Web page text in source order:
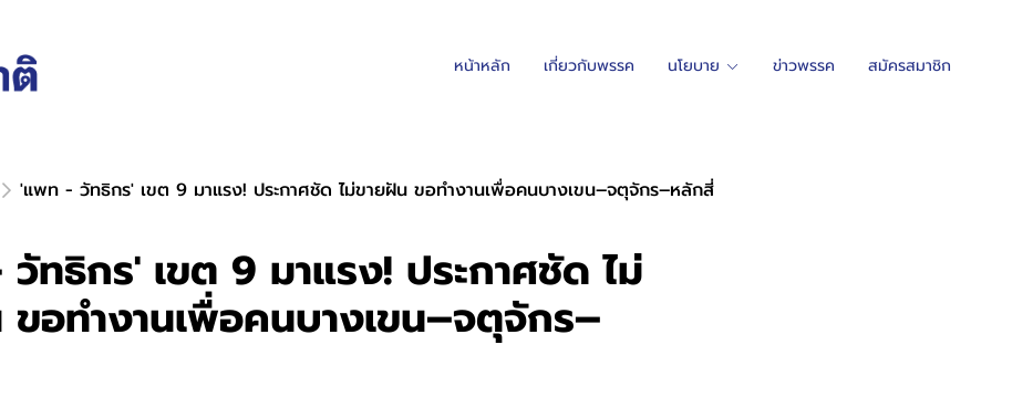
หน้าหลัก เกี่ยวกับพรรค นโยบาย ข่าวพรรค สมัครสมาชิก
'แพท - วัทธิกร' เขต 9 มาแรง! ประกาศชัด ไม่ขายฝัน ขอทำงานเพื่อคนบางเขน–จตุจักร–หลักสี่
ทธิกร' เขต 9 มาแรง! ประกาศชัด ไม่
อทำงานเพื่อคนบางเขน–จตุจักร–